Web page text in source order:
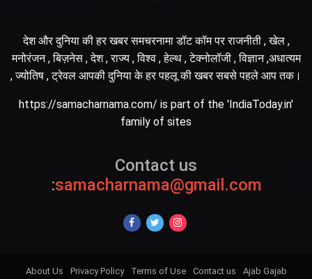
देश और दुनिया की हर खबर समचरनामा डॉट कॉम पर राजनीती , खेल ,
मनोरंजन , बिज़नेस , देश , राज्य , विश्व , हेल्थ , टेक्नोलॉजी , विज्ञान ,अधात्यम
, ज्योतिष , ट्रेवल आपकी दुनिया के हर पहलू की खबर सबसे पहले आप तक।
https://samacharnama.com/ is part of the 'IndiaToday.in'
family of sites
Contact us
:samacharnama@gmail.com
About Us Privacy Policy Terms of Use Contact us Ajab Gajab